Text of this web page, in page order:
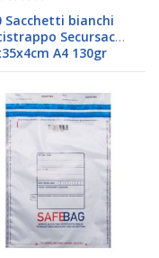
Sacchetti bianchi
Secursac
A4 130gr